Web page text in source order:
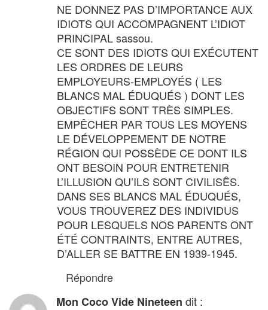
NE DONNEZ PAS D’IMPORTANCE AUX
IDIOTS QUI ACCOMPAGNENT L’IDIOT
PRINCIPAL sassou.
CE SONT DES IDIOTS QUI EXÉCUTENT
LES ORDRES DE LEURS
EMPLOYEURS-EMPLOYÉS ( LES
BLANCS MAL ÉDUQUÉS ) DONT LES
OBJECTIFS SONT TRÈS SIMPLES.
EMPÊCHER PAR TOUS LES MOYENS
LE DÉVELOPPEMENT DE NOTRE
RÉGION QUI POSSÈDE CE DONT ILS
ONT BESOIN POUR ENTRETENIR
L’ILLUSION QU’ILS SONT CIVILISÊS.
DANS SES BLANCS MAL ÉDUQUÉS,
VOUS TROUVEREZ DES INDIVIDUS
POUR LESQUELS NOS PARENTS ONT
ÉTÉ CONTRAINTS, ENTRE AUTRES,
D’ALLER SE BATTRE EN 1939-1945.
Répondre
Mon Coco Vide Nineteen dit :